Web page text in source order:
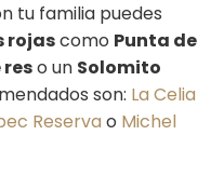
tu familia puedes
rojascomo Punta de
o un Solomito
son: La Celia
Reserva o Michel